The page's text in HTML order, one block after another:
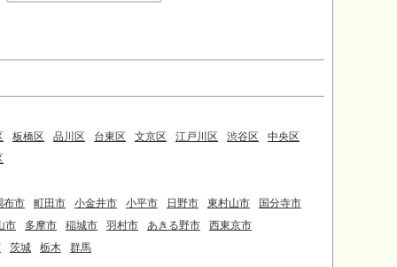
板橋区 品川区 台東区 文京区 江戸川区 渋谷区
中央区
布市 町田市 小金井市 小平市 日野市 東村山市
国分寺市
市
多摩市 稲城市 羽村市 あきる野市
西東京市
茨城 栃木 群馬